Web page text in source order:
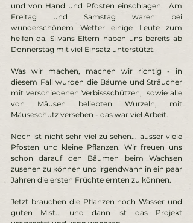
und von Hand und Pfosten einschlagen.  Am
Freitag und Samstag waren bei
wunderschönem Wetter einige Leute zum
helfen da. Silvans Eltern haben uns bereits ab
Donnerstag mit viel Einsatz unterstützt.
Was wir machen, machen wir richtig - in
diesem Fall wurden die Bäume und Sträucher
mit verschiedenen Verbissschützen,  sowie alle
von Mäusen beliebten Wurzeln, mit
Mäuseschutz versehen - das war viel Arbeit.
Noch ist nicht sehr viel zu sehen... ausser viele
Pfosten und kleine Pflanzen. Wir freuen uns
schon darauf den Bäumen beim Wachsen
zusehen zu können und irgendwann in ein paar
Jahren die ersten Früchte ernten zu können.
Jetzt brauchen die Pflanzen noch Wasser und
guten Mist... und dann ist das Projekt